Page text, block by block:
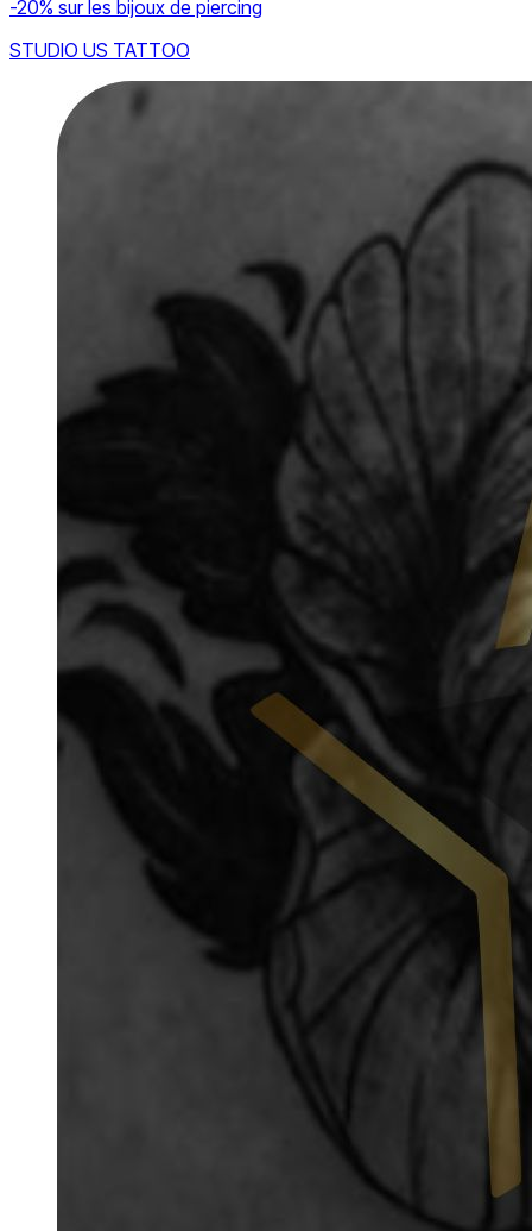
-20% sur les bijoux de piercing
STUDIO US TATTOO